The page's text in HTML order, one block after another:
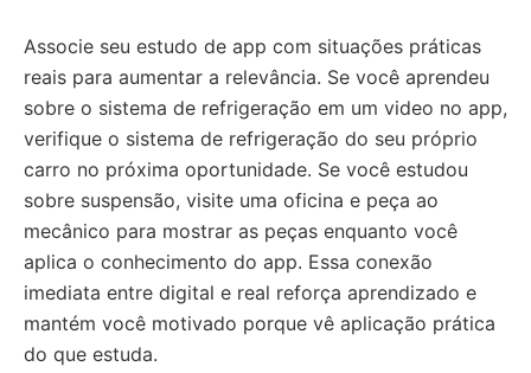
Associe seu estudo de app com situações práticas
reais para aumentar a relevância. Se você aprendeu
sobre o sistema de refrigeração em um video no app,
verifique o sistema de refrigeração do seu próprio
carro no próxima oportunidade. Se você estudou
sobre suspensão, visite uma oficina e peça ao
mecânico para mostrar as peças enquanto você
aplica o conhecimento do app. Essa conexão
imediata entre digital e real reforça aprendizado e
mantém você motivado porque vê aplicação prática
do que estuda.